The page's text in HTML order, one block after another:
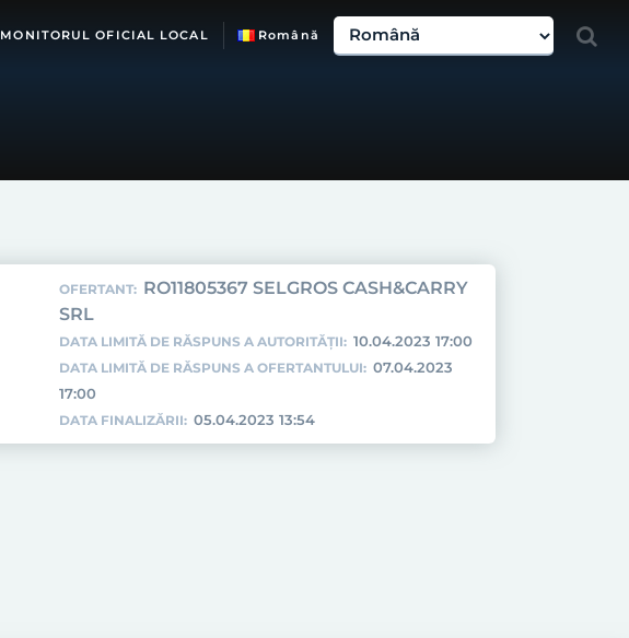
MONITORUL OFICIAL LOCAL Română
OFERTANT: RO11805367 SELGROS CASH&CARRY
SRL
DATA LIMITĂ DE RĂSPUNS A AUTORITĂȚII: 10.04.2023 17:00
DATA LIMITĂ DE RĂSPUNS A OFERTANTULUI: 07.04.2023
17:00
DATA FINALIZĂRII: 05.04.2023 13:54